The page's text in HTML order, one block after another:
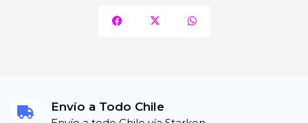
Envío a Todo Chile